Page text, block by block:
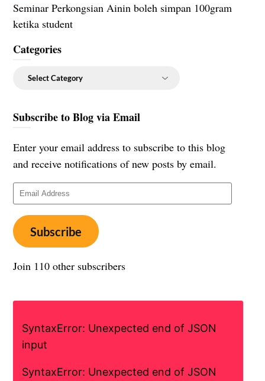
Seminar Perkongsian Ainin boleh simpan 100gram
ketika student
Categories
Categories
Subscribe to Blog via Email
Enter your email address to subscribe to this blog
and receive notifications of new posts by email.
Email
Address
Subscribe
Join 110 other subscribers
SyntaxError: Unexpected end of JSON
input
SyntaxError: Unexpected end of JSON